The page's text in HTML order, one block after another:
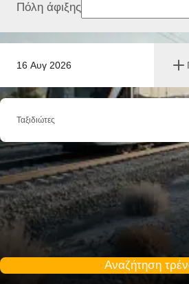
16 Αυγ 2026
Πόλη άφιξης
Ταξιδιώτες
Αναζήτηση